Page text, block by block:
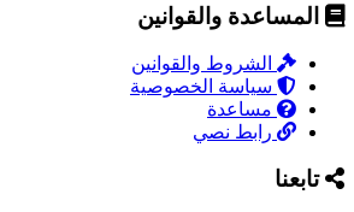
المساعدة والقوانين
الشروط والقوانين
سياسة الخصوصية
مساعدة
رابط نصي
تابعنا